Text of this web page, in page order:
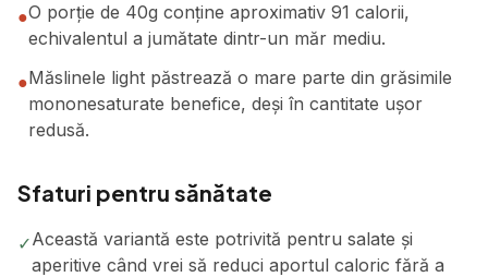
●O porție de 40g conține aproximativ 91 calorii,
echivalentul a jumătate dintr-un măr mediu.
●Măslinele light păstrează o mare parte din grăsimile
mononesaturate benefice, deși în cantitate ușor
redusă.
Sfaturi pentru sănătate
✓Această variantă este potrivită pentru salate și
aperitive când vrei să reduci aportul caloric fără a